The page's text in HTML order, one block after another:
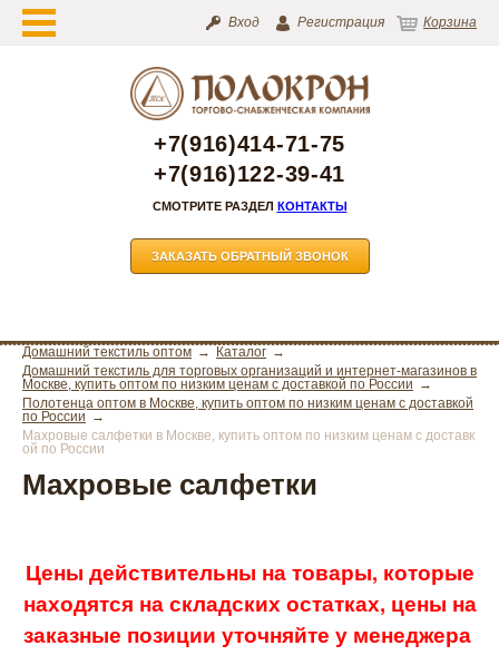
Вход Регистрация Корзина
+7(916)414-71-75
+7(916)122-39-41
СМОТРИТЕ РАЗДЕЛ КОНТАКТЫ
ЗАКАЗАТЬ ОБРАТНЫЙ ЗВОНОК
Домашний текстиль оптом
Каталог
Домашний текстиль для торговых организаций и интернет-магазинов в
Москве, купить оптом по низким ценам с доставкой по России
Полотенца оптом в Москве, купить оптом по низким ценам с доставкой
по России
Махровые салфетки в Москве, купить оптом по низким ценам с доставк
ой по России
Махровые салфетки
Цены действительны на товары, которые
находятся на складских остатках, цены на
заказные позиции уточняйте у менеджера